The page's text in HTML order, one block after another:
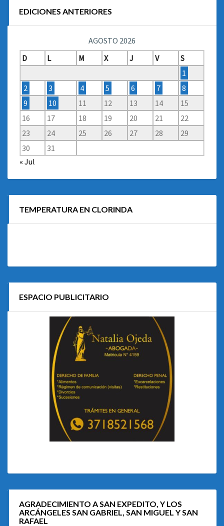
EDICIONES ANTERIORES
AGOSTO 2026
D
L M X J V
S
1
2
3 4 5 6 7
8
9
10 11 12 13 14
15
16
17 18 19 20 21
22
23
24 25 26 27 28
29
30
31
« Jul
TEMPERATURA EN CLORINDA
ESPACIO PUBLICITARIO
AGRADECIMIENTO A SAN EXPEDITO, Y LOS
ARCÁNGELES SAN GABRIEL, SAN MIGUEL Y SAN
RAFAEL